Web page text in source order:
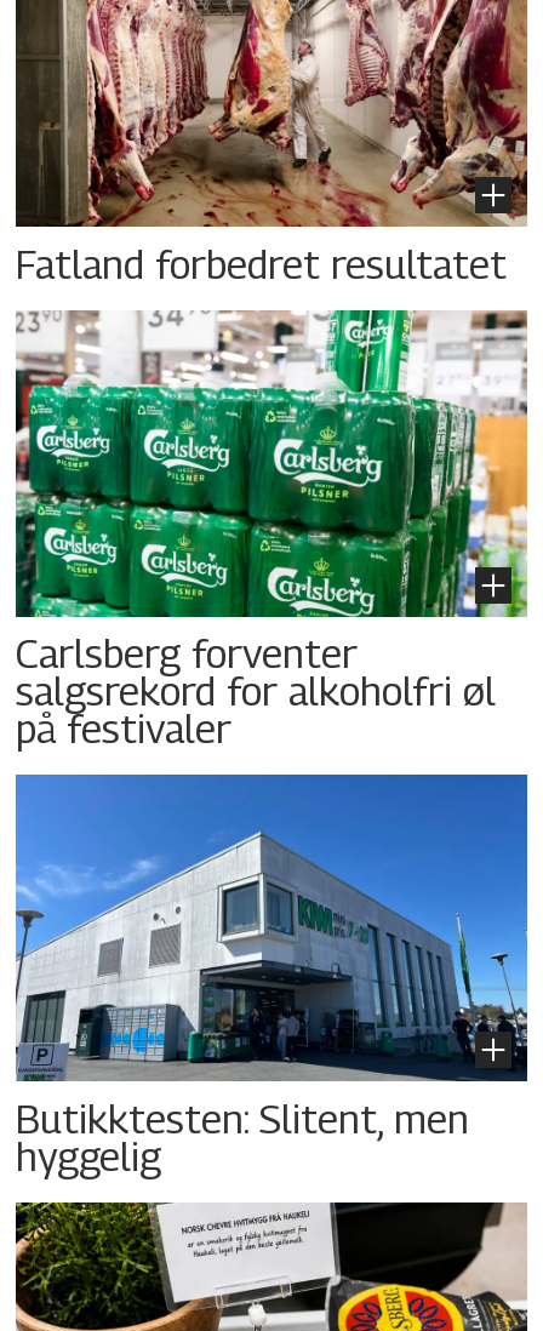
Fatland forbedret resultatet
Carlsberg forventer
salgsrekord for alkoholfri øl
på festivaler
Butikktesten: Slitent, men
hyggelig